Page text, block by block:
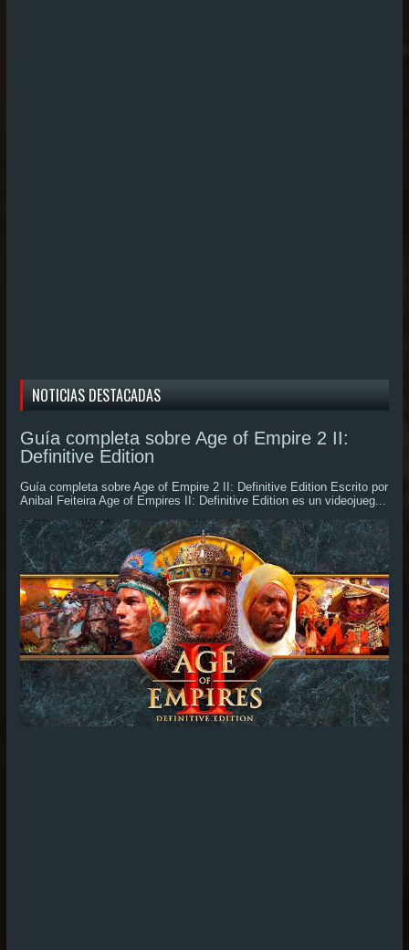
NOTICIAS DESTACADAS
Guía completa sobre Age of Empire 2 II:
Definitive Edition
Guía completa sobre Age of Empire 2 II: Definitive Edition Escrito por
Anibal Feiteira Age of Empires II: Definitive Edition es un videojueg...